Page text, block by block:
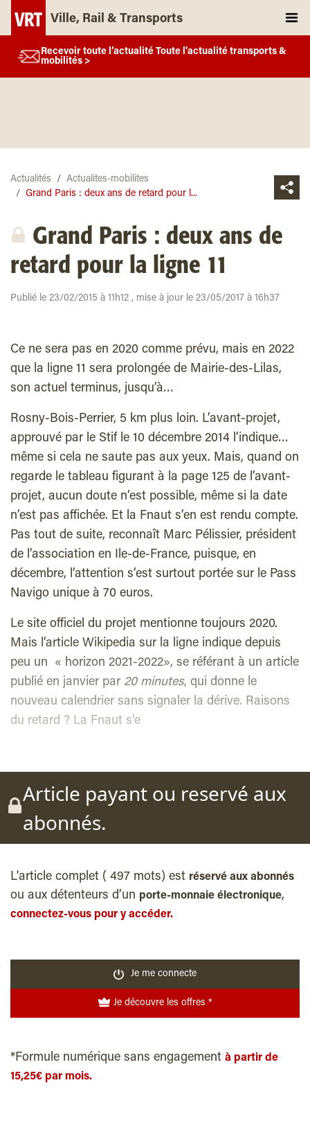
Ville, Rail & Transports
Recevoir toute l’actualité Toute l'actualité transports &
mobilités >
Actualités
Actualites-mobilites
Grand Paris : deux ans de retard pour l...
Grand Paris : deux ans de
retard pour la ligne 11
Publié le 23/02/2015 à 11h12 , mise à jour le 23/05/2017 à 16h37
Ce ne sera pas en 2020 comme prévu, mais en 2022
que la ligne 11 sera prolongée de Mairie-des-Lilas,
son actuel terminus, jusqu’à…
Rosny-Bois-Perrier, 5 km plus loin. L’avant-projet,
approuvé par le Stif le 10 décembre 2014 l’indique…
même si cela ne saute pas aux yeux. Mais, quand on
regarde le tableau figurant à la page 125 de l’avant-
projet, aucun doute n’est possible, même si la date
n’est pas affichée. Et la Fnaut s’en est rendu compte.
Pas tout de suite, reconnaît Marc Pélissier, président
de l’association en Ile-de-France, puisque, en
décembre, l’attention s’est surtout portée sur le Pass
Navigo unique à 70 euros.
Le site officiel du projet mentionne toujours 2020.
Mais l’article Wikipedia sur la ligne indique depuis
peu un « horizon 2021-2022», se référant à un article
publié en janvier par 20 minutes, qui donne le
nouveau calendrier sans signaler la dérive. Raisons
du retard ? La Fnaut s’e
Article payant ou reservé aux
abonnés.
L'article complet ( 497 mots) est réservé aux abonnés
ou aux détenteurs d’un porte-monnaie électronique,
connectez-vous pour y accéder.
Je me connecte
Je découvre les offres *
*Formule numérique sans engagement à partir de
15,25€ par mois.